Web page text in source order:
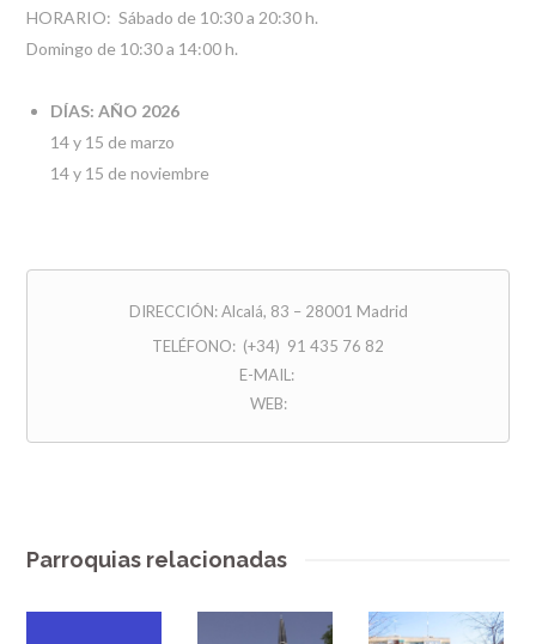
HORARIO: Sábado de 10:30 a 20:30 h.
Domingo de 10:30 a 14:00 h.
DÍAS: AÑO 2026
14 y 15 de marzo
14 y 15 de noviembre
DIRECCIÓN: Alcalá, 83 – 28001 Madrid
TELÉFONO: (+34) 91 435 76 82
E-MAIL:
WEB:
Parroquias relacionadas